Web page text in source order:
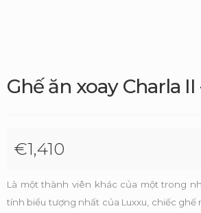
Ghế ăn xoay Charla II
€1,410
Là một thành viên khác của một trong
tính biểu tượng nhất của Luxxu, chiếc ghế